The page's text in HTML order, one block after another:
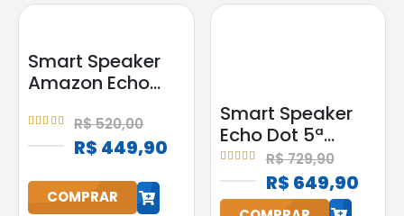
h
Smart Speaker
Amazon Echo
Original Preta
Bluetooth
R$520,00
R$ 449,90
COMPRAR
h
Smart Speaker
Echo Dot 5ª
Geração
Amazon com
Alexa Preta
R$729,90
R$ 649,90